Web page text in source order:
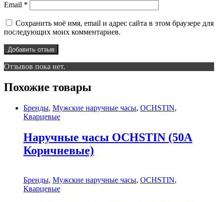
Email *
Сохранить моё имя, email и адрес сайта в этом браузере для
последующих моих комментариев.
Отзывов пока нет.
Похожие товары
Бренды, Мужские наручные часы, OCHSTIN,
Кварцевые
Наручные часы OCHSTIN (50A
Коричневые)
Бренды, Мужские наручные часы, OCHSTIN,
Кварцевые